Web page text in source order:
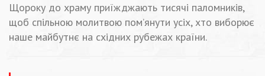
Щороку до храму приїжджають тисячі паломників,
щоб спільною молитвою пом’янути усіх, хто виборює
наше майбутнє на східних рубежах країни.